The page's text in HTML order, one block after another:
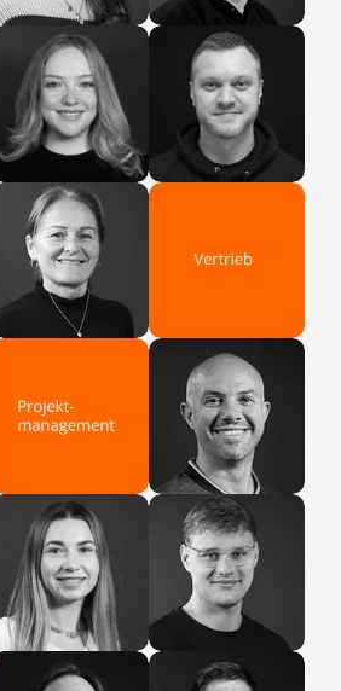
Verena
Marketing
Dominik
Standortleitung
Dragana
Gute Seele
Denis
Projektmanagement
Nicole
Projektmanagement
Leonard
Projektmanagement